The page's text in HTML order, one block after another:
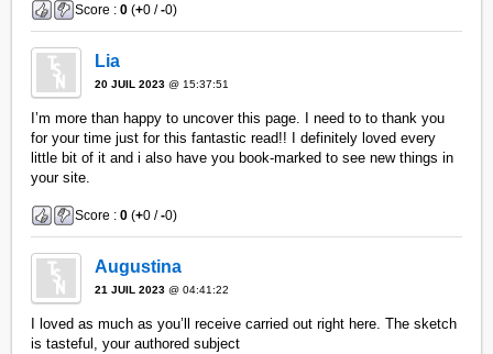
Score :0 (+0 /-0)
Lia
20 JUIL 2023 @ 15:37:51
I’m more than happy to uncover this page. I need to to thank you
for your time just for this fantastic read!! I definitely loved every
little bit of it and i also have you book-marked to see new things in
your site.
Score :0 (+0 /-0)
Augustina
21 JUIL 2023 @ 04:41:22
I loved as much as you’ll receive carried out right here. The sketch
is tasteful, your authored subject